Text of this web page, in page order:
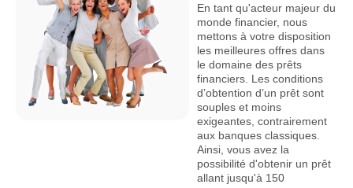
En tant qu'acteur majeur du
monde financier, nous
mettons à votre disposition
les meilleures offres dans
le domaine des prêts
financiers. Les conditions
d’obtention d’un prêt sont
souples et moins
exigeantes, contrairement
aux banques classiques.
Ainsi, vous avez la
possibilité d'obtenir un prêt
allant jusqu'à 150